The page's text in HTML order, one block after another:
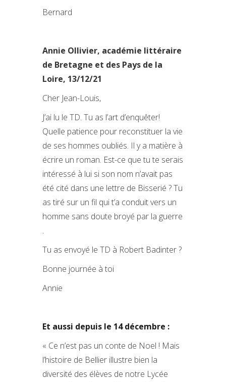
Bernard
Annie Ollivier, académie littéraire
de Bretagne et des Pays de la
Loire, 13/12/21
Cher Jean-Louis,
J’ai lu le TD. Tu as l’art d’enquêter!
Quelle patience pour reconstituer la vie
de ses hommes oubliés. Il y a matière à
écrire un roman. Est-ce que tu te serais
intéressé à lui si son nom n’avait pas
été cité dans une lettre de Bisserié ? Tu
as tiré sur un fil qui t’a conduit vers un
homme sans doute broyé par la guerre
.
Tu as envoyé le TD à Robert Badinter ?
Bonne journée à toi
Annie
Et aussi depuis le 14 décembre :
« Ce n’est pas un conte de Noel ! Mais
l’histoire de Bellier illustre bien la
diversité des élèves de notre Lycée